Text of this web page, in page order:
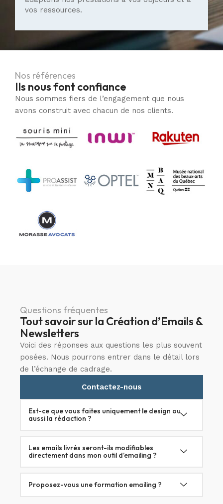
vos ressources.
Nos références
Ils nous font confiance
Nous sommes fiers de l’engagement que nous
avons construit avec chacun de nos clients.
Questions fréquentes
Tout savoir sur la Création d’Emails &
Newsletters
Voici des réponses aux questions les plus souvent
posées. Nous pourrons entrer dans le détail lors
de l’échange de cadrage.
Contactez-nous
Est-ce que vous faites uniquement le design ou
aussi la rédaction ?
Les emails livrés seront-ils modifiables
directement dans mon outil d’emailing ?
Proposez-vous une formation emailing ?